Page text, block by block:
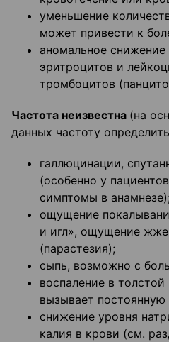
уменьшение
может привести к
аномальное снижение
эритроцитов и
тромбоцитов
Частота неизвестна (на
данных частоту
галлюцинации,
(особенно у
симптомы в
ощущение
и игл», ощущение
(парастезия);
сыпь, возможно с
воспаление в
вызывает
снижение уровня
калия в крови (см.